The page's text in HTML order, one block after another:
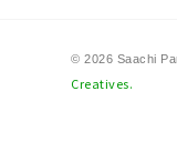
© 2026 Saachi
Creatives.